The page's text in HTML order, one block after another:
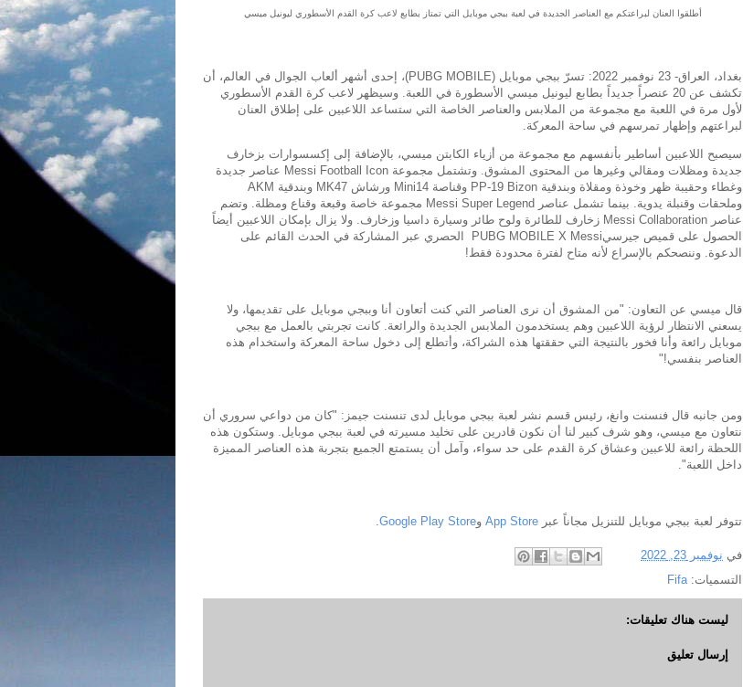
أطلقوا العنان لبراعتكم مع العناصر الجديدة في لعبة ببجي موبايل التي تمتاز بطابع لاعب كرة القدم الأسطوري ليونيل ميسي
بغداد، العراق- 23 نوفمبر 2022: تسرّ ببجي موبايل (PUBG MOBILE)، إحدى أشهر ألعاب الجوال في العالم، أن
تكشف عن 20 عنصراً جديداً بطابع ليونيل ميسي الأسطورة في اللعبة. وسيظهر لاعب كرة القدم الأسطوري
لأول مرة في اللعبة مع مجموعة من الملابس والعناصر الخاصة التي ستساعد اللاعبين على إطلاق العنان
لبراعتهم وإظهار تمرسهم في ساحة المعركة.
سيصبح اللاعبين أساطير بأنفسهم مع مجموعة من أزياء الكابتن ميسي، بالإضافة إلى إكسسوارات بزخارف
جديدة ومظلات ومقالي وغيرها من المحتوى المشوق. وتشتمل مجموعة Messi Football Icon عناصر جديدة
وغطاء وحقيبة ظهر وخوذة ومقلاة وبندقية PP-19 Bizon وقناصة Mini14 ورشاش MK47 وبندقية AKM
وملحقات وقنبلة يدوية. بينما تشمل عناصر Messi Super Legend مجموعة خاصة وقبعة وقناع ومظلة. وتضم
عناصر Messi Collaboration زخارف للطائرة ولوح طائر وسيارة داسيا وزخارف. ولا يزال بإمكان اللاعبين أيضاً
الحصول على قميص جيرسيPUBG MOBILE X Messi الحصري عبر المشاركة في الحدث القائم على
الدعوة. وننصحكم بالإسراع لأنه متاح لفترة محدودة فقط!
قال ميسي عن التعاون: "من المشوق أن نرى العناصر التي كنت أتعاون أنا وببجي موبايل على تقديمها، ولا
يسعني الانتظار لرؤية اللاعبين وهم يستخدمون الملابس الجديدة والرائعة. كانت تجربتي بالعمل مع ببجي
موبايل رائعة وأنا فخور بالنتيجة التي حققتها هذه الشراكة، وأتطلع إلى دخول ساحة المعركة واستخدام هذه
العناصر بنفسي!"
ومن جانبه قال فنسنت وانغ، رئيس قسم نشر لعبة ببجي موبايل لدى تنسنت جيمز: "كان من دواعي سروري أن
نتعاون مع ميسي، وهو شرف كبير لنا أن نكون قادرين على تخليد مسيرته في لعبة ببجي موبايل. وستكون هذه
اللحظة رائعة للاعبين وعشاق كرة القدم على حد سواء، وآمل أن يستمتع الجميع بتجربة هذه العناصر المميزة
داخل اللعبة".
تتوفر لعبة ببجي موبايل للتنزيل مجاناً عبر App Store وGoogle Play Store
في نوفمبر 23, 2022
التسميات:Fifa
ليست هناك تعليقات:
إرسال تعليق